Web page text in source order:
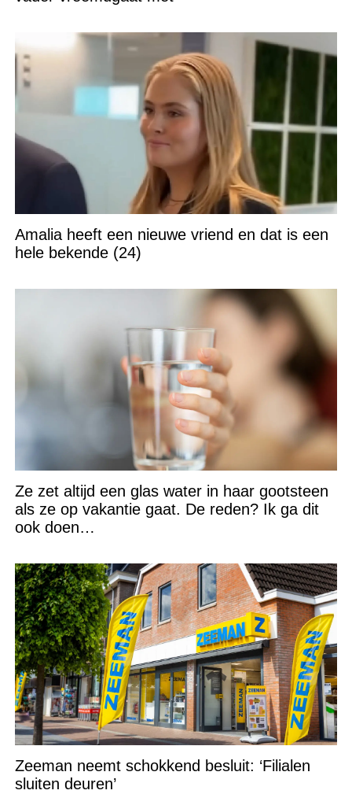
Amalia heeft een nieuwe vriend en dat is een
hele bekende (24)
Ze zet altijd een glas water in haar gootsteen
als ze op vakantie gaat. De reden? Ik ga dit
ook doen…
Zeeman neemt schokkend besluit: ‘Filialen
sluiten deuren’